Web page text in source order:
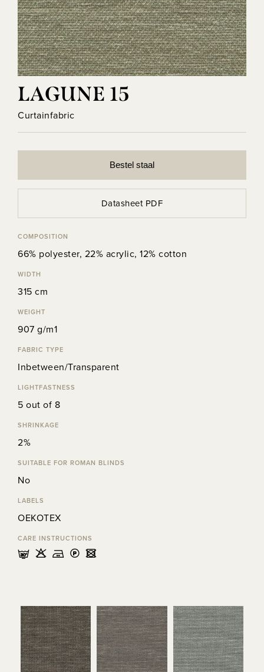
LAGUNE 15
Curtainfabric
Bestel staal
Datasheet PDF
COMPOSITION
66% polyester, 22% acrylic, 12% cotton
WIDTH
315 cm
WEIGHT
907 g/m1
FABRIC TYPE
Inbetween/Transparent
LIGHTFASTNESS
5 out of 8
SHRINKAGE
2%
SUITABLE FOR ROMAN BLINDS
No
LABELS
OEKOTEX
CARE INSTRUCTIONS
mHELU